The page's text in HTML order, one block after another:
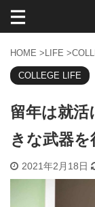
HOME > LIFE >
COLLEGE LIFE
留年は就
きな武器
2021年2月18日